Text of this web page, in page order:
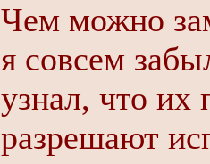
Чем можно
я совсем
узнал, что их
разрешают